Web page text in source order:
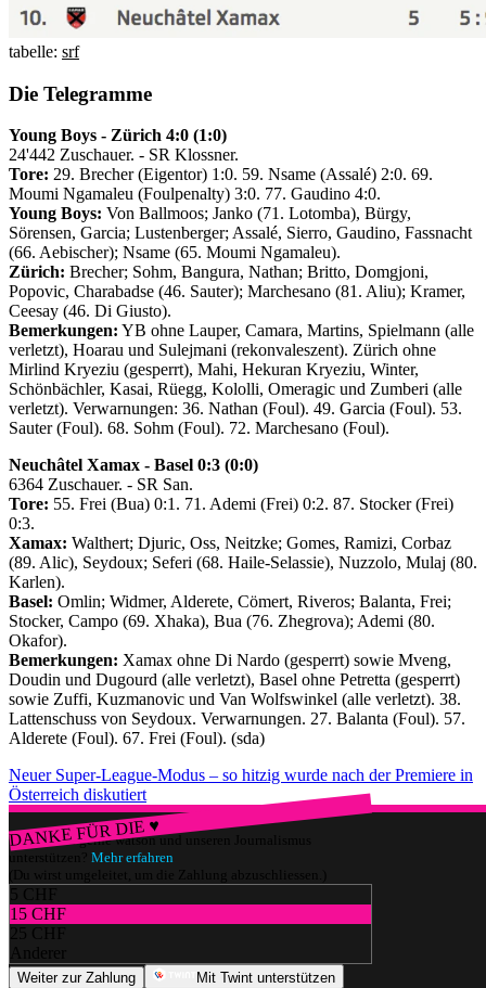
tabelle: srf
Die Telegramme
Young Boys - Zürich 4:0 (1:0)
24'442 Zuschauer. - SR Klossner.
Tore: 29. Brecher (Eigentor) 1:0. 59. Nsame (Assalé) 2:0. 69.
Moumi Ngamaleu (Foulpenalty) 3:0. 77. Gaudino 4:0.
Young Boys: Von Ballmoos; Janko (71. Lotomba), Bürgy,
Sörensen, Garcia; Lustenberger; Assalé, Sierro, Gaudino, Fassnacht
(66. Aebischer); Nsame (65. Moumi Ngamaleu).
Zürich: Brecher; Sohm, Bangura, Nathan; Britto, Domgjoni,
Popovic, Charabadse (46. Sauter); Marchesano (81. Aliu); Kramer,
Ceesay (46. Di Giusto).
Bemerkungen: YB ohne Lauper, Camara, Martins, Spielmann (alle
verletzt), Hoarau und Sulejmani (rekonvaleszent). Zürich ohne
Mirlind Kryeziu (gesperrt), Mahi, Hekuran Kryeziu, Winter,
Schönbächler, Kasai, Rüegg, Kololli, Omeragic und Zumberi (alle
verletzt). Verwarnungen: 36. Nathan (Foul). 49. Garcia (Foul). 53.
Sauter (Foul). 68. Sohm (Foul). 72. Marchesano (Foul).
Neuchâtel Xamax - Basel 0:3 (0:0)
6364 Zuschauer. - SR San.
Tore: 55. Frei (Bua) 0:1. 71. Ademi (Frei) 0:2. 87. Stocker (Frei)
0:3.
Xamax: Walthert; Djuric, Oss, Neitzke; Gomes, Ramizi, Corbaz
(89. Alic), Seydoux; Seferi (68. Haile-Selassie), Nuzzolo, Mulaj (80.
Karlen).
Basel: Omlin; Widmer, Alderete, Cömert, Riveros; Balanta, Frei;
Stocker, Campo (69. Xhaka), Bua (76. Zhegrova); Ademi (80.
Okafor).
Bemerkungen: Xamax ohne Di Nardo (gesperrt) sowie Mveng,
Doudin und Dugourd (alle verletzt), Basel ohne Petretta (gesperrt)
sowie Zuffi, Kuzmanovic und Van Wolfswinkel (alle verletzt). 38.
Lattenschuss von Seydoux. Verwarnungen. 27. Balanta (Foul). 57.
Alderete (Foul). 67. Frei (Foul). (sda)
Neuer Super-League-Modus – so hitzig wurde nach der Premiere in
Österreich diskutiert
DANKE FÜR DIE ♥
Würdest du gerne watson und unseren Journalismus
unterstützen? Mehr erfahren
(Du wirst umgeleitet, um die Zahlung abzuschliessen.)
5 CHF
15 CHF
25 CHF
Anderer
Weiter zur Zahlung
Mit Twint unterstützen